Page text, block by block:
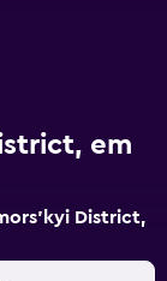
em
District,